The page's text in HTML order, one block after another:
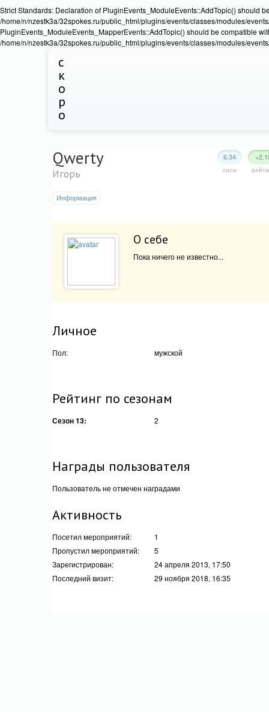
Strict Standards: Declaration of PluginEvents_ModuleEvents::AddTopic() should
/home/n/nzestk3a/32spokes.ru/public_html/plugins/events/classes/modules/
PluginEvents_ModuleEvents_MapperEvents::AddTopic() should be compatible
/home/n/nzestk3a/32spokes.ru/public_html/plugins/events/classes/modules/
с
к
о
р
о
6.34
сила
Qwerty
Игорь
Информация
О себе
Пока ничего не известно...
Личное
Пол: мужской
Рейтинг по сезонам
Сезон 13: 2
Награды пользователя
Пользователь не отмечен наградами
Активность
Посетил мероприятий:
1
Пропустил мероприятий:
5
Зарегистрирован:
24 апреля 2013, 17:50
Последний визит:
29 ноября 2018, 16:35